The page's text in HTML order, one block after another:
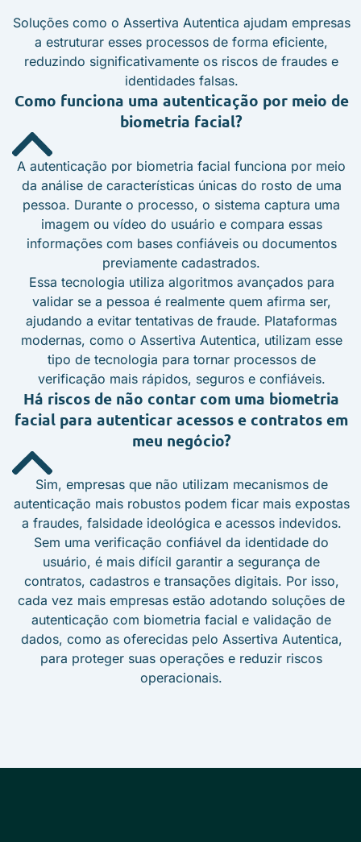
Soluções como o Assertiva Autentica ajudam empresas
a estruturar esses processos de forma eficiente,
reduzindo significativamente os riscos de fraudes e
identidades falsas.
Como funciona uma autenticação por meio de
biometria facial?
A autenticação por biometria facial funciona por meio
da análise de características únicas do rosto de uma
pessoa. Durante o processo, o sistema captura uma
imagem ou vídeo do usuário e compara essas
informações com bases confiáveis ou documentos
previamente cadastrados.
Essa tecnologia utiliza algoritmos avançados para
validar se a pessoa é realmente quem afirma ser,
ajudando a evitar tentativas de fraude. Plataformas
modernas, como o Assertiva Autentica, utilizam esse
tipo de tecnologia para tornar processos de
verificação mais rápidos, seguros e confiáveis.
Há riscos de não contar com uma biometria
facial para autenticar acessos e contratos em
meu negócio?
Sim, empresas que não utilizam mecanismos de
autenticação mais robustos podem ficar mais expostas
a fraudes, falsidade ideológica e acessos indevidos.
Sem uma verificação confiável da identidade do
usuário, é mais difícil garantir a segurança de
contratos, cadastros e transações digitais. Por isso,
cada vez mais empresas estão adotando soluções de
autenticação com biometria facial e validação de
dados, como as oferecidas pelo Assertiva Autentica,
para proteger suas operações e reduzir riscos
operacionais.